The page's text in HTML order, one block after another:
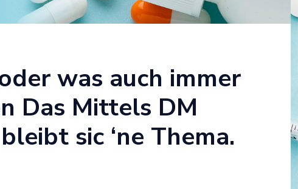
was auch immer
Das Mittels DM
sic ‘ne Thema.